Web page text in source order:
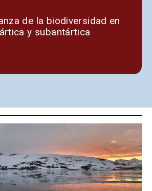
de la biodiversidad en
y subantártica